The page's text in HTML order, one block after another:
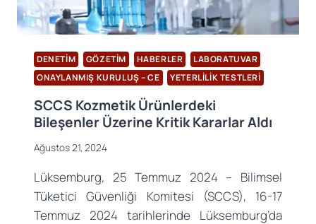
DENETIM GÖZETIM HABERLER
LABORATUVAR
ONAYLANMIŞ KURULUŞ – CE
YETERLILIK TESTLERI
SCCS Kozmetik Ürünlerdeki
Bileşenler Üzerine Kritik Kararlar Aldı
Ağustos 21, 2024
Lüksemburg, 25 Temmuz 2024 – Bilimsel
Tüketici Güvenliği Komitesi (SCCS), 16-17
Temmuz 2024 tarihlerinde Lüksemburg’da